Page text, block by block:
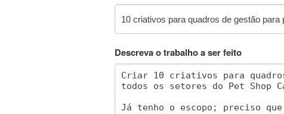
Descreva o trabalho a ser feito